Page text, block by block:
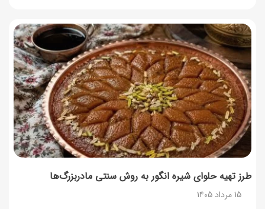
طرز تهیه حلوای شیره انگور به روش سنتی مادربزرگ‌ها
15 مرداد 1405